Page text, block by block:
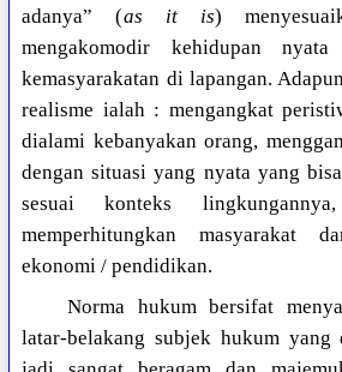
adanya” (as it is)
mengakomodir kehidupan
kemasyarakatan di lapangan.
realisme ialah : mengangkat
dialami kebanyakan orang,
dengan situasi yang nyata yang
sesuai konteks
memperhitungkan masyarakat
ekonomi / pendidikan.
Norma hukum bersifat
latar-belakang subjek hukum